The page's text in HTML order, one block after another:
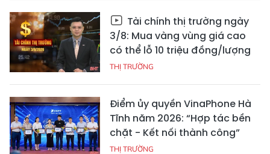
Tài chính thị trường ngày
3/8: Mua vàng vùng giá cao
có thể lỗ 10 triệu đồng/lượng
THỊ TRƯỜNG
Điểm ủy quyền VinaPhone Hà
Tĩnh năm 2026: “Hợp tác bền
chặt - Kết nối thành công”
THỊ TRƯỜNG